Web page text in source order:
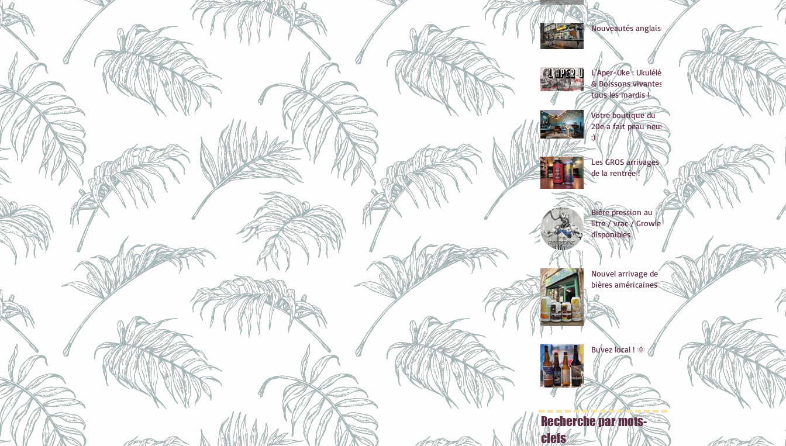
Nouveautés anglaises
L'Aper-Uke : Ukulélé
& Boissons vivantes
tous les mardis !
Votre boutique du
20e a fait peau neuve
:)
Les GROS arrivages
de la rentrée !
Bière pression au
litre / vrac / Growlers
disponibles
Nouvel arrivage de
bières américaines
Buvez local ! 🌞
Recherche par mots-
clefs